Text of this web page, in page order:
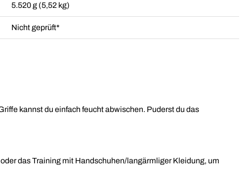
5.520 g (5,52 kg)
Nicht geprüft*
kannst du einfach feucht abwischen. Puderst du das
das Training mit Handschuhen/langärmliger Kleidung, um